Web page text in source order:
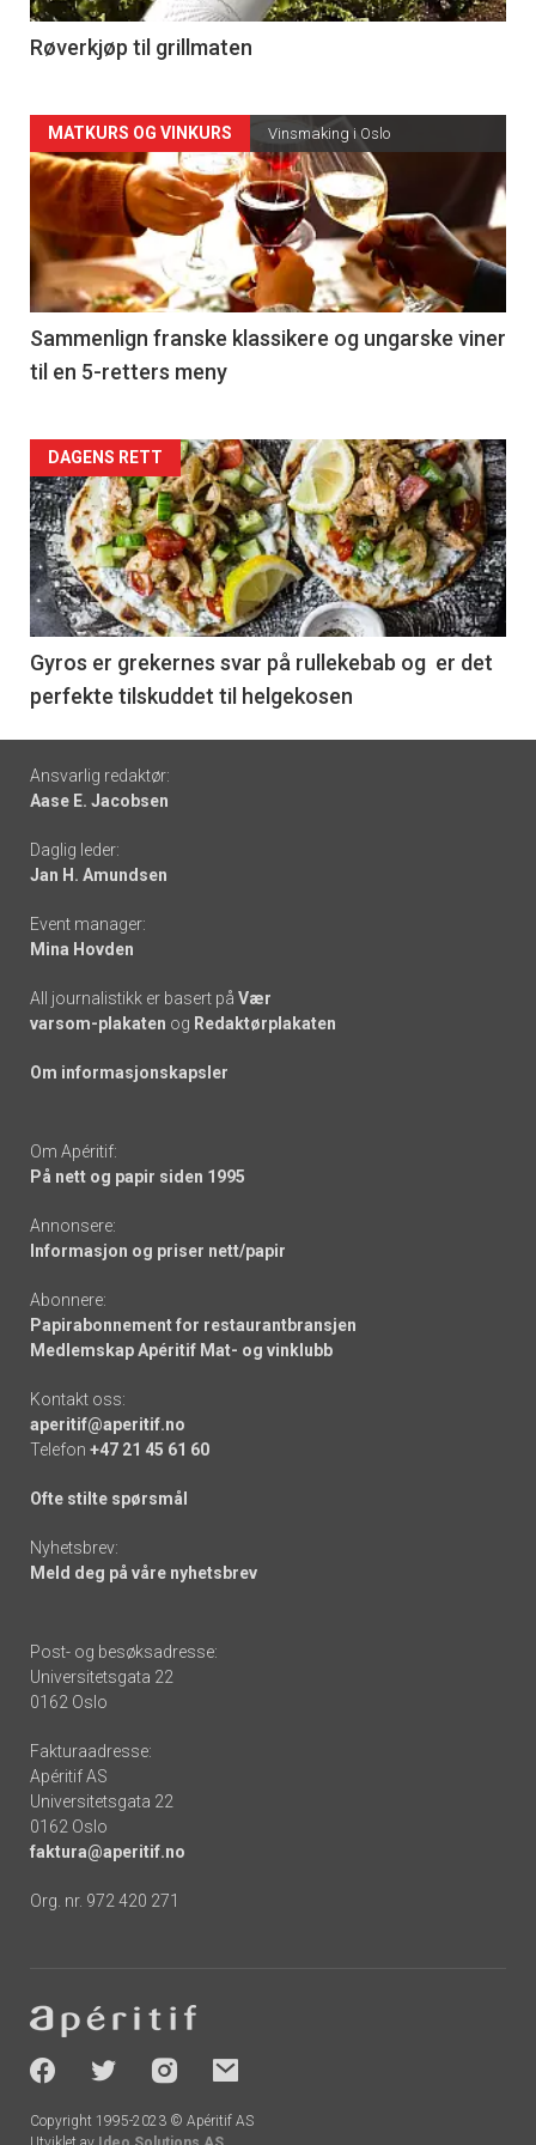
4
Røverkjøp til grillmaten
Forsiden
akkurat
nå
-
5
MATKURS OG VINKURS Vinsmaking i Oslo
Sammenlign franske klassikere og ungarske viner
til en 5-retters meny
Forsiden
akkurat
nå
-
6
DAGENS RETT
Gyros er grekernes svar på rullekebab og er det
perfekte tilskuddet til helgekosen
Footer
-
links
Ansvarlig redaktør:
Aase E. Jacobsen
Daglig leder:
Jan H. Amundsen
Event manager:
Mina Hovden
All journalistikk er basert på Vær
varsom-plakaten og Redaktørplakaten
Om informasjonskapsler
Om Apéritif:
På nett og papir siden 1995
Annonsere:
Informasjon og priser nett/papir
Abonnere:
Papirabonnement for restaurantbransjen
Medlemskap Apéritif Mat- og vinklubb
Kontakt oss:
aperitif@aperitif.no
Telefon +47 21 45 61 60
Ofte stilte spørsmål
Nyhetsbrev:
Meld deg på våre nyhetsbrev
Post- og besøksadresse:
Universitetsgata 22
0162 Oslo
Fakturaadresse:
Apéritif AS
Universitetsgata 22
0162 Oslo
faktura@aperitif.no
Org. nr. 972 420 271
-
socials
Copyright 1995-2023 © Apéritif AS